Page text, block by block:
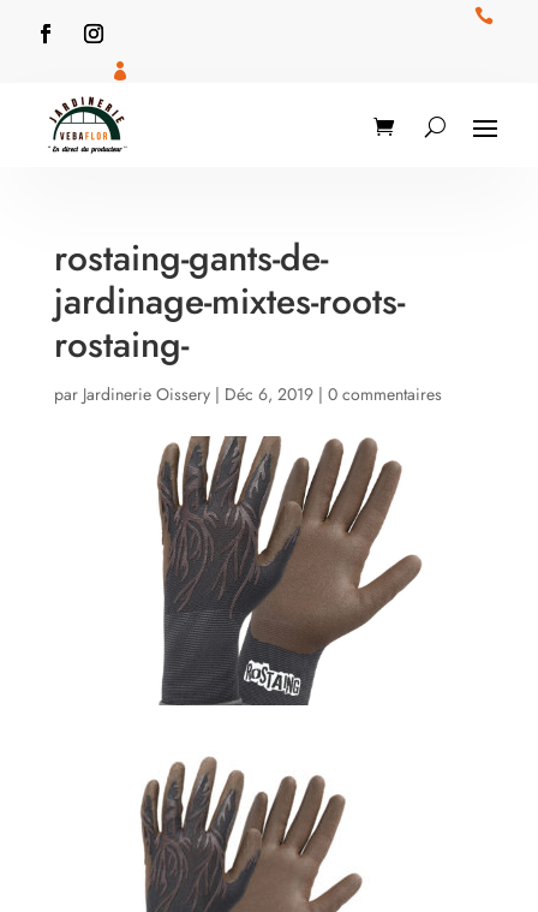


rostaing-gants-de-
jardinage-mixtes-roots-
rostaing-
par Jardinerie Oissery| Déc 6, 2019| 0 commentaires